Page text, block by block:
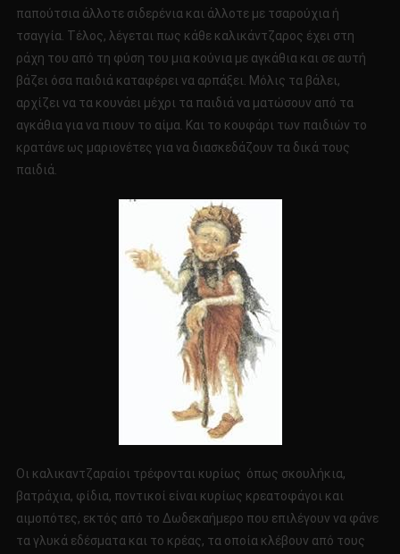
παπούτσια άλλοτε σιδερένια και άλλοτε με τσαρούχια ή
τσαγγία. Τέλος, λέγεται πως κάθε καλικάντζαρος έχει στη
ράχη του από τη φύση του μια κούνια με αγκάθια και σε αυτή
βάζει όσα παιδιά καταφέρει να αρπάξει. Μόλις τα βάλει,
αρχίζει να τα κουνάει μέχρι τα παιδιά να ματώσουν από τα
αγκάθια για να πιουν το αίμα. Και το κουφάρι των παιδιών το
κρατάνε ως μαριονέτες για να διασκεδάζουν τα δικά τους
παιδιά.
Οι καλικαντζαραίοι τρέφονται κυρίως όπως σκουλήκια,
βατράχια, φίδια, ποντικοί είναι κυρίως κρεατοφάγοι και
αιμοπότες, εκτός από το Δωδεκαήμερο που επιλέγουν να φάνε
τα γλυκά εδέσματα και το κρέας, τα οποία κλέβουν από τους